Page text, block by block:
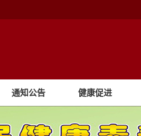
通知公告 健康促进